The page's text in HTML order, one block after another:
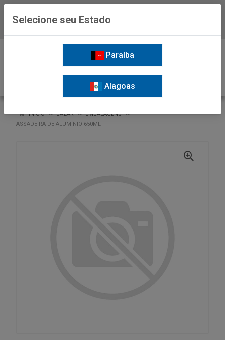
INÍCIO BAZAR
EMBALAGENS
ASSADEIRA DE ALUMÍNIO 650ML
Selecione seu Estado
Paraíba
Alagoas